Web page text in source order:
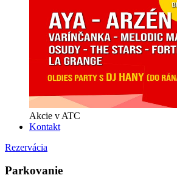
Akcie v ATC
Kontakt
Rezervácia
Parkovanie